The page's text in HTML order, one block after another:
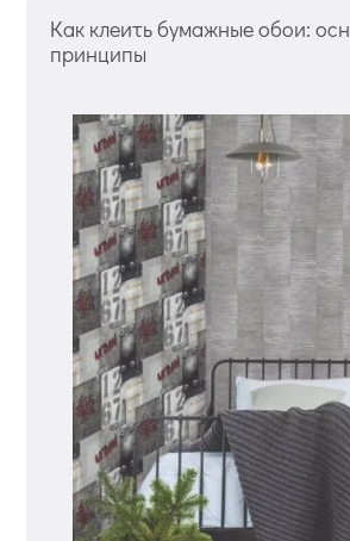
Как клеить бумажные обои:
принципы